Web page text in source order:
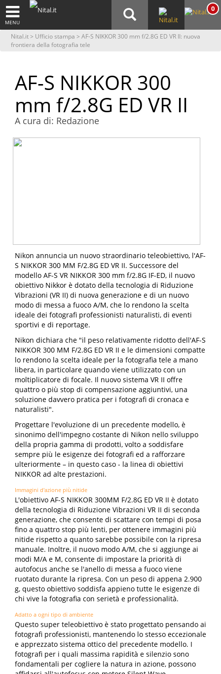
MENU
0
Nital.it> Ufficio stampa > AF-S NIKKOR 300 mm f/2.8G ED VR II: nuova
frontiera della fotografia tele
AF-S NIKKOR 300
mm f/2.8G ED VR II
A cura di: Redazione
Nikon annuncia un nuovo straordinario teleobiettivo, l'AF-
S NIKKOR 300 MM F/2.8G ED VR II. Successore del
modello AF-S VR NIKKOR 300 mm f/2.8G IF-ED, il nuovo
obiettivo Nikkor è dotato della tecnologia di Riduzione
Vibrazioni (VR II) di nuova generazione e di un nuovo
modo di messa a fuoco A/M, che lo rendono la scelta
ideale dei fotografi professionisti naturalisti, di eventi
sportivi e di reportage.
Nikon dichiara che "il peso relativamente ridotto dell'AF-S
NIKKOR 300 MM F/2.8G ED VR II e le dimensioni compatte
lo rendono la scelta ideale per la fotografia tele a mano
libera, in particolare quando viene utilizzato con un
moltiplicatore di focale. Il nuovo sistema VR II offre
quattro o più stop di compensazione aggiuntivi, una
soluzione davvero pratica per i fotografi di cronaca e
naturalisti".
Progettare l'evoluzione di un precedente modello, è
sinonimo dell'impegno costante di Nikon nello sviluppo
della propria gamma di prodotti, volto a soddisfare
sempre più le esigenze dei fotografi ed a rafforzare
ulteriormente – in questo caso - la linea di obiettivi
NIKKOR ad alte prestazioni.
Immagini d'azione più nitide
L'obiettivo AF-S NIKKOR 300MM F/2.8G ED VR II è dotato
della tecnologia di Riduzione Vibrazioni VR II di seconda
generazione, che consente di scattare con tempi di posa
fino a quattro stop più lenti, per ottenere immagini più
nitide rispetto a quanto sarebbe possibile con la ripresa
manuale. Inoltre, il nuovo modo A/M, che si aggiunge ai
modi M/A e M, consente di impostare la priorità di
autofocus anche se l'anello di messa a fuoco viene
ruotato durante la ripresa. Con un peso di appena 2.900
g, questo obiettivo soddisfa appieno tutte le esigenze di
chi vive la fotografia con serietà e professionalità.
Adatto a ogni tipo di ambiente
Questo super teleobiettivo è stato progettato pensando ai
fotografi professionisti, mantenendo lo stesso eccezionale
e apprezzato sistema ottico del precedente modello. I
fotografi per i quali massima rapidità e silenzio sono
fondamentali per cogliere la natura in azione, possono